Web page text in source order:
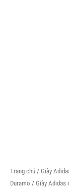
Trang chủ / Giày
Duramo / Giày Adidas